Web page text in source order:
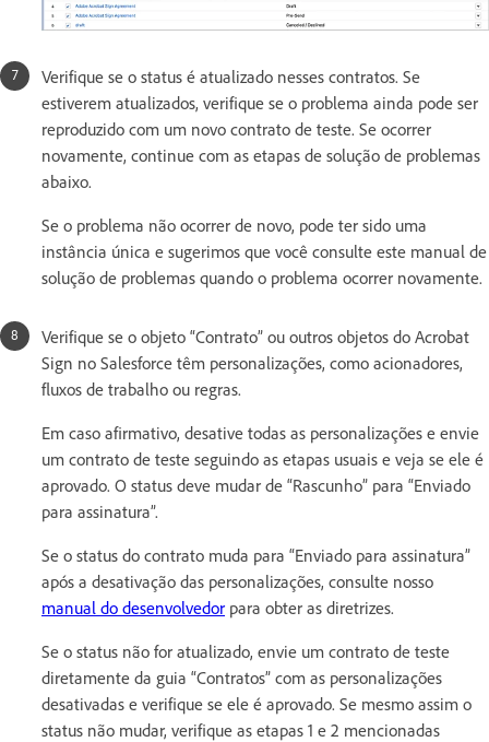
Verifique se o status é atualizado nesses contratos. Se
estiverem atualizados, verifique se o problema ainda pode ser
reproduzido com um novo contrato de teste. Se ocorrer
novamente, continue com as etapas de solução de problemas
abaixo.
Se o problema não ocorrer de novo, pode ter sido uma
instância única e sugerimos que você consulte este manual de
solução de problemas quando o problema ocorrer novamente.
Verifique se o objeto “Contrato” ou outros objetos do Acrobat
Sign no Salesforce têm personalizações, como acionadores,
fluxos de trabalho ou regras.
Em caso afirmativo, desative todas as personalizações e envie
um contrato de teste seguindo as etapas usuais e veja se ele é
aprovado. O status deve mudar de “Rascunho” para “Enviado
para assinatura”.
Se o status do contrato muda para “Enviado para assinatura”
após a desativação das personalizações, consulte nosso
manual do desenvolvedor para obter as diretrizes.
Se o status não for atualizado, envie um contrato de teste
diretamente da guia “Contratos” com as personalizações
desativadas e verifique se ele é aprovado. Se mesmo assim o
status não mudar, verifique as etapas 1 e 2 mencionadas